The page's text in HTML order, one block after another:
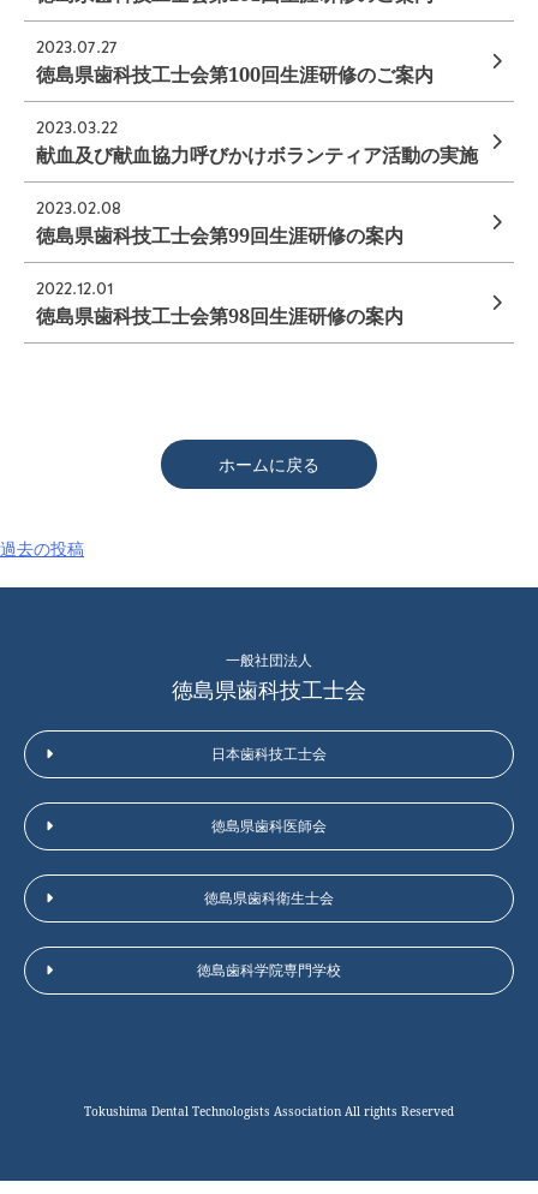
2023.07.27
徳島県歯科技工士会第100回生涯研修のご案内
2023.03.22
献血及び献血協力呼びかけボランティア活動の実施
2023.02.08
徳島県歯科技工士会第99回生涯研修の案内
2022.12.01
徳島県歯科技工士会第98回生涯研修の案内
ホームに戻る
投
稿
ョ
過去の投稿
一般社団法人
徳島県歯科技工士会
日本歯科技工士会
徳島県歯科医師会
徳島県歯科衛生士会
徳島⻭科学院専門学校
法人概要
Tokushima Dental Technologists Association All rights Reserved